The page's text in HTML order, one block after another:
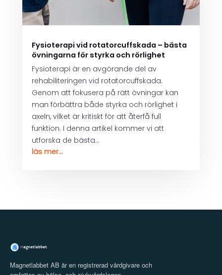
Fysioterapi vid rotatorcuffskada – bästa
övningarna för styrka och rörlighet
Fysioterapi är en avgörande del av
rehabiliteringen vid rotatorcuffskada.
Genom att fokusera på rätt övningar kan
man förbättra både styrka och rörlighet i
axeln, vilket är kritiskt för att återfå full
funktion. I denna artikel kommer vi att
utforska de bästa...
läs mer...
Magnetlabbet AB är en registrerad vårdgivare och